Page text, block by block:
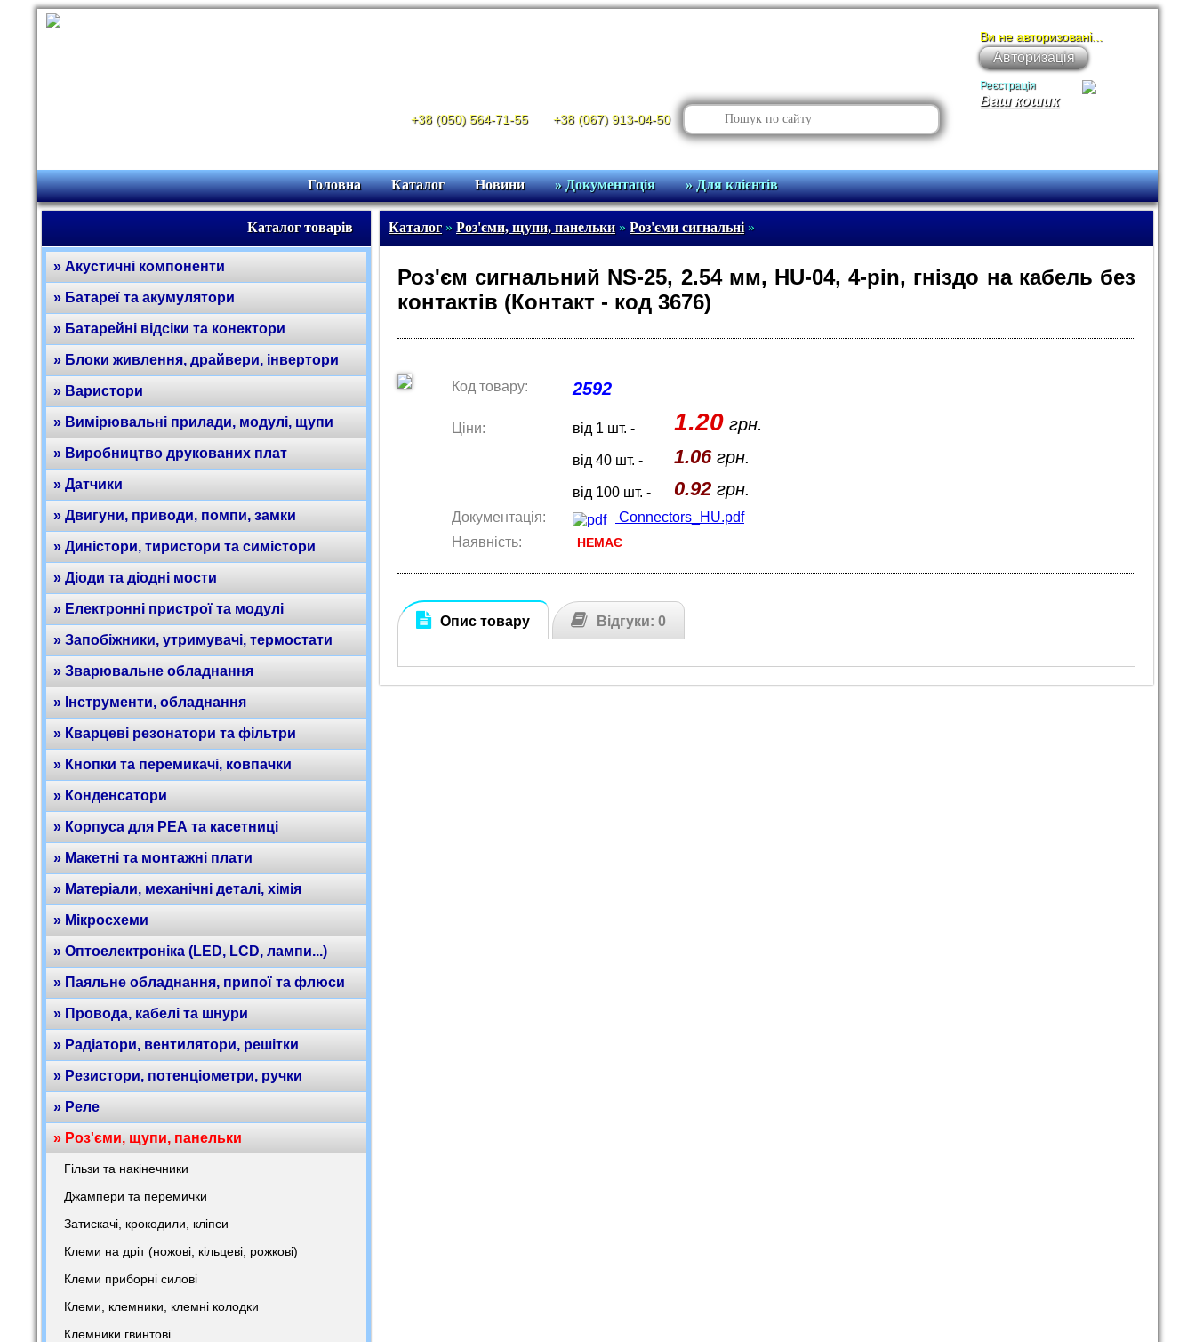
+38 (050) 564-71-55 +38 (067) 913-04-50
Ваш кошик
Ви не авторизовані...
Авторизація
Реєстрація
Головна Каталог Новини » Документація » Для клієнтів
Каталог товарів
» Акустичні компоненти
» Батареї та акумулятори
» Батарейні відсіки та конектори
» Блоки живлення, драйвери, інвертори
» Варистори
» Вимірювальні прилади, модулі, щупи
» Виробництво друкованих плат
» Датчики
» Двигуни, приводи, помпи, замки
» Диністори, тиристори та симістори
» Діоди та діодні мости
» Електронні пристрої та модулі
» Запобіжники, утримувачі, термостати
» Зварювальне обладнання
» Інструменти, обладнання
» Кварцеві резонатори та фільтри
» Кнопки та перемикачі, ковпачки
» Конденсатори
» Корпуса для РЕА та касетниці
» Макетні та монтажні плати
» Матеріали, механічні деталі, хімія
» Мікросхеми
» Оптоелектроніка (LED, LCD, лампи...)
» Паяльне обладнання, припої та флюси
» Провода, кабелі та шнури
» Радіатори, вентилятори, решітки
» Резистори, потенціометри, ручки
» Реле
» Роз'єми, щупи, панельки
Гільзи та накінечники
Джампери та перемички
Затискачі, крокодили, кліпси
Клеми на дріт (ножові, кільцеві, рожкові)
Клеми приборні силові
Клеми, клемники, клемні колодки
Клемники гвинтові
Каталог» Роз'єми, щупи, панельки» Роз'єми сигнальні»
Роз'єм сигнальний NS-25, 2.54 мм, HU-04, 4-pin, гніздо на кабель без
контактів (Контакт - код 3676)
Код товару: 2592
Ціни: від 1 шт. - 1.20 грн.
від 40 шт. - 1.06грн.
від 100 шт. - 0.92 грн.
Документація:
Connectors_HU.pdf
Наявність:
НЕМАЄ
Опис товару Відгуки: 0